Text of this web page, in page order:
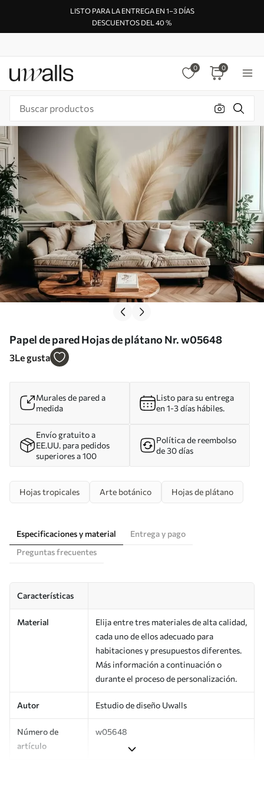
LISTO PARA LA ENTREGA EN 1–3 DÍAS
DESCUENTOS DEL 40 %
0 0
Papel de pared Hojas de plátano Nr. w05648
3Le gusta
Murales de pared a
medida
Listo para su entrega
en 1-3 días hábiles.
Envío gratuito a
EE.UU. para pedidos
superiores a 100
Política de reembolso
de 30 días
Hojas tropicales Arte botánico Hojas de plátano
Especificaciones y material
Entrega y pago
Preguntas frecuentes
Características
Material
Elija entre tres materiales de alta calidad,
cada uno de ellos adecuado para
habitaciones y presupuestos diferentes.
Más información a continuación o
durante el proceso de personalización.
Autor Estudio de diseño Uwalls
Número de
artículo
w05648